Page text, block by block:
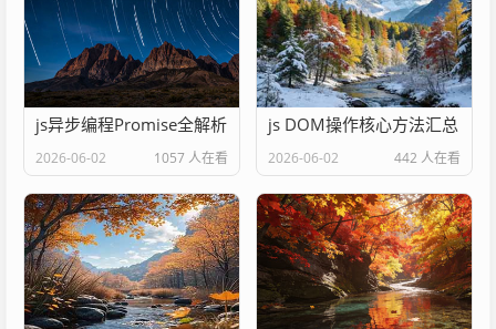
js异步编程Promise全解析
2026-06-02 1057 人在看
js DOM操作核心方法汇总
2026-06-02 442 人在看